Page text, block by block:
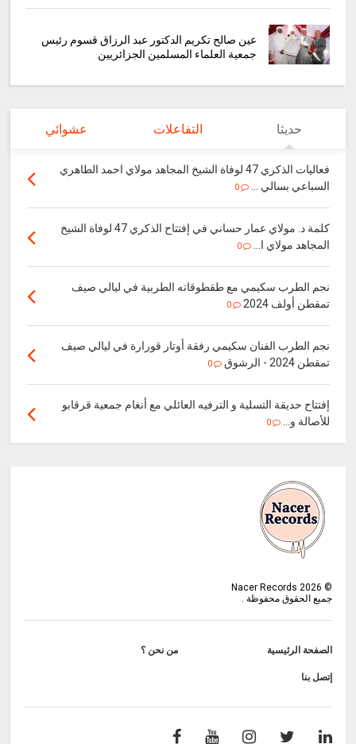
عين صالح تكريم الدكتور عبد الرزاق قسوم رئيس
جمعية العلماء المسلمين الجزائريين
حديثا التفاعلات عشوائي
فعاليات الذكري 47 لوفاة الشيخ المجاهد مولاي احمد الطاهري
السباعي بسالي ...
0
كلمة د. مولاي عمار حساني في إفتتاح الذكري 47 لوفاة الشيخ
المجاهد مولاي ا...
0
نجم الطرب سكيمي مع طقطوقاته الطربية في ليالي صيف
تمقطن أولف 2024
0
نجم الطرب الفنان سكيمي رفقة أوتار قورارة في ليالي صيف
تمقطن 2024 - الرشوق
0
إفتتاح حديقة التسلية و الترفيه العائلي مع أنغام جمعية قرقابو
للأصالة و...
0
©
2026
جميع الحقوق محفوظة .
الصفحة الرئيسية من نحن ؟
إتصل بنا